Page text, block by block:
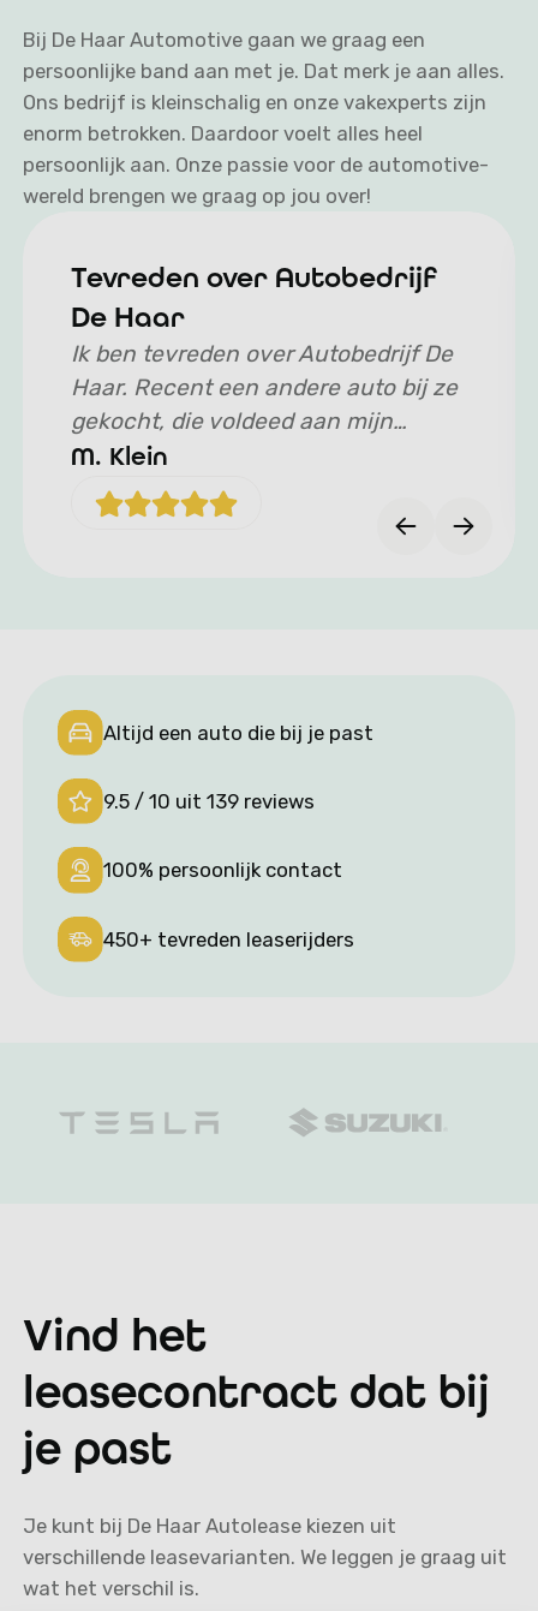
Bij De Haar Automotive gaan we graag een
persoonlijke band aan met je. Dat merk je aan alles.
Ons bedrijf is kleinschalig en onze vakexperts zijn
enorm betrokken. Daardoor voelt alles heel
persoonlijk aan. Onze passie voor de automotive-
wereld brengen we graag op jou over!
Tevreden over Autobedrijf
De Haar
Ik ben tevreden over Autobedrijf De
Haar. Recent een andere auto bij ze
gekocht, die voldeed aan mijn
zoekprofiel. Hoewel ik niet in de
buurt woon, gaven de positieve
reviews de doorslag om met dit
M. Klein
Altijd een auto die bij je past
9.5 / 10 uit 139 reviews
100% persoonlijk contact
450+ tevreden leaserijders
Vind het
leasecontract dat bij
je past
Je kunt bij De Haar Autolease kiezen uit
verschillende leasevarianten. We leggen je graag uit
wat het verschil is.